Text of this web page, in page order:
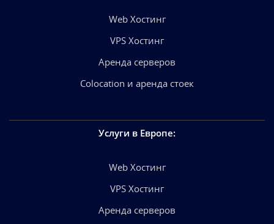
Web Хостинг
VPS Хостинг
Аренда серверов
Colocation и аренда стоек
Услуги в Европе:
Web Хостинг
VPS Хостинг
Аренда серверов